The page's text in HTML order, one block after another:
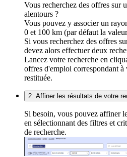
Vous recherchez des offres sur
alentours ?
Vous pouvez y associer un
0 et 100 km (par défaut la
Si vous recherchez des offres
devez alors effectuer deux
Lancez votre recherche en
offres d'emploi correspondant à
restituée.
2. Affiner les résultats de votre
Si besoin, vous pouvez affiner
en sélectionnant des filtres et
de recherche.